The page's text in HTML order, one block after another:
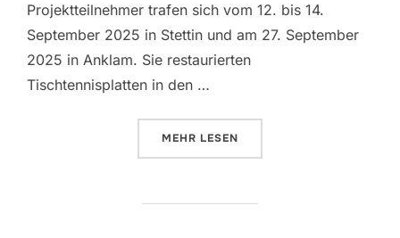
Projektteilnehmer trafen sich vom 12. bis 14.
September 2025 in Stettin und am 27. September
2025 in Anklam. Sie restaurierten
Tischtennisplatten in den …
MEHR ÜBER „PING-PONG-
LESEN